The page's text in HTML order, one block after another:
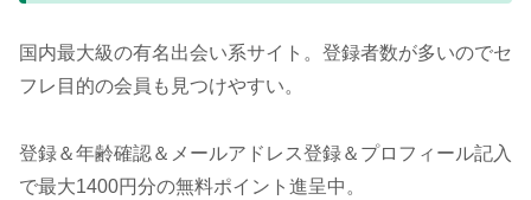
国内最大級の有名出会い系サイト。登録者数が多いのでセ
フレ目的の会員も見つけやすい。
登録＆年齢確認＆メールアドレス登録＆プロフィール記入
で最大1400円分の無料ポイント進呈中。